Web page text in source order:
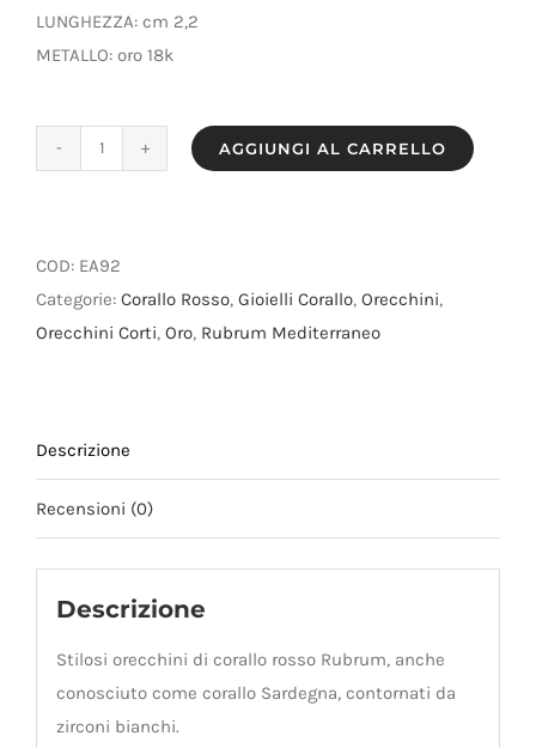
LUNGHEZZA: cm 2,2
METALLO: oro 18k
rosso
in
oro
AGGIUNGI AL CARRELLO
COD: EA92
Categorie: Corallo Rosso, Gioielli Corallo, Orecchini,
Orecchini Corti, Oro, Rubrum Mediterraneo
Descrizione
Recensioni (0)
Descrizione
Stilosi orecchini di corallo rosso Rubrum, anche
conosciuto come corallo Sardegna, contornati da
zirconi bianchi.